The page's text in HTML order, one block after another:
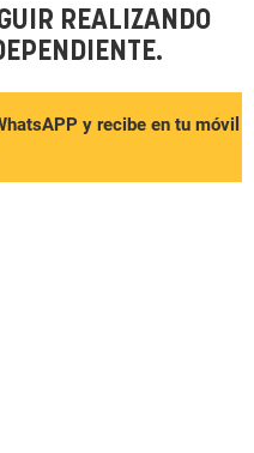
REALIZANDO
y recibe en tu móvil